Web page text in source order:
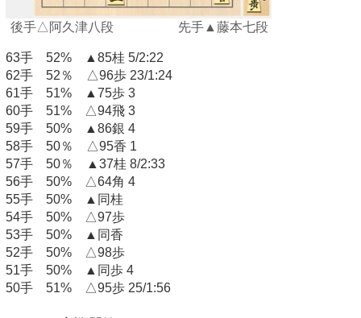
後手△阿久津八段 先手▲藤本七段
63手 52% ▲85桂 5/2:22
62手 52％ △96歩 23/1:24
61手 51% ▲75歩 3
60手 51% △94飛 3
59手 50% ▲86銀 4
58手 50％ △95香 1
57手 50％ ▲37桂 8/2:33
56手 50% △64角 4
55手 50% ▲同桂
54手 50% △97歩
53手 50% ▲同香
52手 50% △98歩
51手 50% ▲同歩 4
50手 51% △95歩 25/1:56